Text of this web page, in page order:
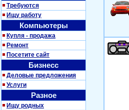
Требуются
Ищу работу
Компьютеры
Купля - продажа
Ремонт
Посетите сайт
Бизнесс
Деловые предложения
Услуги
Разное
Ищу родных